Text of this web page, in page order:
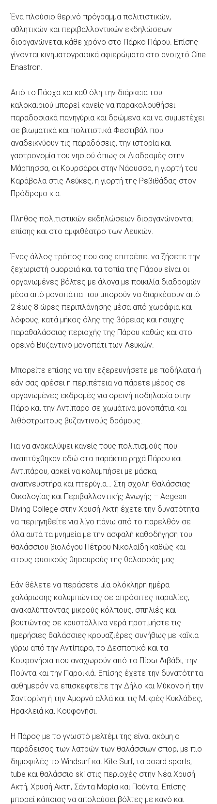
Ένα πλούσιο θερινό πρόγραμμα πολιτιστικών,
αθλητικών και περιβαλλοντικών εκδηλώσεων
διοργανώνεται κάθε χρόνο στο Πάρκο Πάρου. Επίσης
γίνονται κινηματογραφικά αφιερώματα στο ανοιχτό Cine
Enastron.
Από το Πάσχα και καθ όλη την διάρκεια του
καλοκαιριού μπορεί κανείς να παρακολουθήσει
παραδοσιακά πανηγύρια και δρώμενα και να συμμετέχει
σε βιωματικά και πολιτιστικά Φεστιβάλ που
αναδεικνύουν τις παραδόσεις, την ιστορία και
γαστρονομία του νησιού όπως οι Διαδρομές στην
Μάρπησσα, οι Κουρσάροι στην Νάουσσα, η γιορτή του
Καράβολα στις Λεύκες, η γιορτή της Ρεβιθάδας στον
Πρόδρομο κ.α.
Πλήθος πολιτιστικών εκδηλώσεων διοργανώνονται
επίσης και στο αμφιθέατρο των Λευκών.
Ένας άλλος τρόπος που σας επιτρέπει να ζήσετε την
ξεχωριστή ομορφιά και τα τοπία της Πάρου είναι οι
οργανωμένες βόλτες με άλογα με ποικιλία διαδρομών
μέσα από μονοπάτια που μπορούν να διαρκέσουν από
2 έως 8 ώρες περιπλάνησης μέσα από χωράφια και
λόφους, κατά μήκος όλης της βόρειας και ήσυχης
παραθαλάσσιας περιοχής της Πάρου καθώς και στο
ορεινό Βυζαντινό μονοπάτι των Λευκών.
Μπορείτε επίσης να την εξερευνήσετε με ποδήλατα ή
εάν σας αρέσει η περιπέτεια να πάρετε μέρος σε
οργανωμένες εκδρομές για ορεινή ποδηλασία στην
Πάρο και την Αντίπαρο σε χωμάτινα μονοπάτια και
λιθόστρωτους βυζαντινούς δρόμους.
Για να ανακαλύψει κανείς τους πολιτισμούς που
αναπτύχθηκαν εδώ στα παράκτια ρηχά Πάρου και
Αντιπάρου, αρκεί να κολυμπήσει με μάσκα,
αναπνευστήρα και πτερύγια… Στη σχολή Θαλάσσιας
Οικολογίας και Περιβαλλοντικής Αγωγής – Αegean
Diving College στην Χρυσή Ακτή έχετε την δυνατότητα
να περιηγηθείτε για λίγο πάνω από το παρελθόν σε
όλα αυτά τα μνημεία με την ασφαλή καθοδήγηση του
θαλάσσιου βιολόγου Πέτρου Νικολαίδη καθώς και
στους φυσικούς θησαυρούς της θάλασσάς μας.
Εάν θέλετε να περάσετε μία ολόκληρη ημέρα
χαλάρωσης κολυμπώντας σε απρόσιτες παραλίες,
ανακαλύπτοντας μικρούς κόλπους, σπηλιές και
βουτώντας σε κρυστάλλινα νερά προτιμήστε τις
ημερήσιες θαλάσσιες κρουαζιέρες συνήθως με καΐκια
γύρω από την Αντίπαρο, το Δεσποτικό και τα
Κουφονήσια που αναχωρούν από το Πίσω Λιβάδι, την
Πούντα και την Παροικιά. Επίσης έχετε την δυνατότητα
αυθημερόν να επισκεφτείτε την Δήλο και Μύκονο ή την
Σαντορίνη ή την Αμοργό αλλά και τις Μικρές Κυκλάδες,
Ηρακλειά και Κουφονήσι.
Η Πάρος με το γνωστό μελτέμι της είναι ακόμη ο
παράδεισος των λατρών των θαλάσσιων σπορ, με πιο
δημοφιλές το Windsurf και Kite Surf, τα board sports,
tube και θαλάσσιο ski στις περιοχές στην Νέα Χρυσή
Ακτή, Χρυσή Ακτή, Σάντα Μαρία και Πούντα. Επίσης
μπορεί κάποιος να απολαύσει βόλτες με κανό και